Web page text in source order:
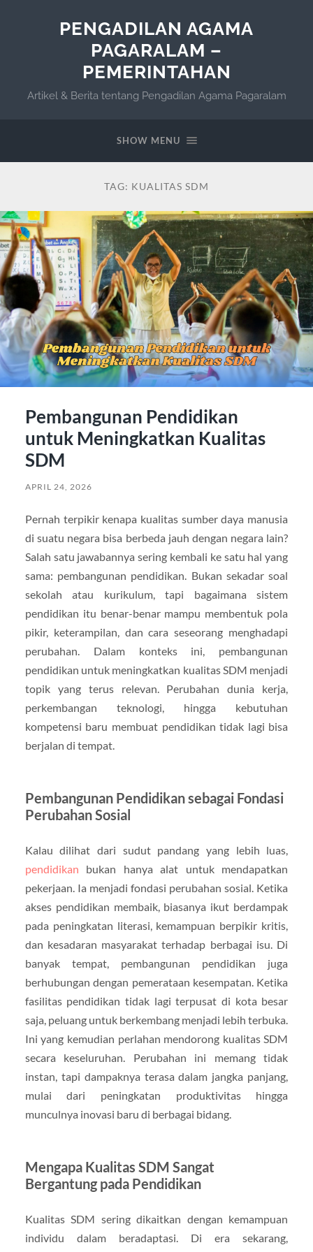
PENGADILAN AGAMA
PAGARALAM –
PEMERINTAHAN
Artikel & Berita tentang Pengadilan Agama Pagaralam
SHOW MENU
TAG: KUALITAS SDM
Pembangunan Pendidikan
untuk Meningkatkan Kualitas
SDM
APRIL 24, 2026
Pernah terpikir kenapa kualitas sumber daya manusia
di suatu negara bisa berbeda jauh dengan negara lain?
Salah satu jawabannya sering kembali ke satu hal yang
sama: pembangunan pendidikan. Bukan sekadar soal
sekolah atau kurikulum, tapi bagaimana sistem
pendidikan itu benar-benar mampu membentuk pola
pikir, keterampilan, dan cara seseorang menghadapi
perubahan. Dalam konteks ini, pembangunan
pendidikan untuk meningkatkan kualitas SDM menjadi
topik yang terus relevan. Perubahan dunia kerja,
perkembangan teknologi, hingga kebutuhan
kompetensi baru membuat pendidikan tidak lagi bisa
berjalan di tempat.
Pembangunan Pendidikan sebagai Fondasi
Perubahan Sosial
Kalau dilihat dari sudut pandang yang lebih luas,
pendidikan bukan hanya alat untuk mendapatkan
pekerjaan. Ia menjadi fondasi perubahan sosial. Ketika
akses pendidikan membaik, biasanya ikut berdampak
pada peningkatan literasi, kemampuan berpikir kritis,
dan kesadaran masyarakat terhadap berbagai isu. Di
banyak tempat, pembangunan pendidikan juga
berhubungan dengan pemerataan kesempatan. Ketika
fasilitas pendidikan tidak lagi terpusat di kota besar
saja, peluang untuk berkembang menjadi lebih terbuka.
Ini yang kemudian perlahan mendorong kualitas SDM
secara keseluruhan. Perubahan ini memang tidak
instan, tapi dampaknya terasa dalam jangka panjang,
mulai dari peningkatan produktivitas hingga
munculnya inovasi baru di berbagai bidang.
Mengapa Kualitas SDM Sangat
Bergantung pada Pendidikan
Kualitas SDM sering dikaitkan dengan kemampuan
individu dalam beradaptasi. Di era sekarang,